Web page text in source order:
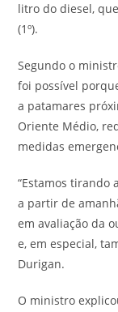
litro do diesel,
(1º).
Segundo o
foi possível
a patamares
Oriente Médio,
medidas
“Estamos tirando
a partir de
em avaliação da
e, em especial,
Durigan.
O ministro